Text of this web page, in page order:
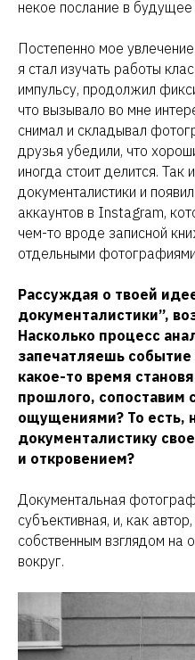
некое послание в
Постепенно мое
я стал изучать работы
импульсу, продолжил
что вызывало во мне
снимал и складывал
друзья убедили, что
иногда стоит делится. Так
документалистики и
аккаунтов в Instagram,
чем-то вроде записной
отдельными
Рассуждая о твоей
документалистики”,
Насколько процесс
запечатляешь
какое-то время
прошлого, сопоставим
ощущениями? То есть,
документалистику
и откровением?
Документальная
субъективная, и, как
собственным взглядом на
вокруг.